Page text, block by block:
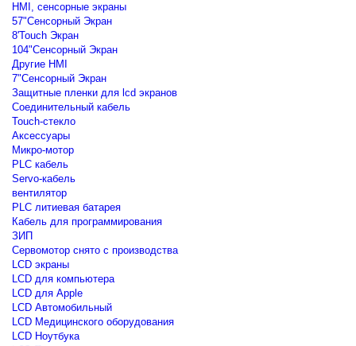
HMI, сенсорные экраны
57"Сенсорный Экран
8'Touch Экран
104"Сенсорный Экран
Другие HMI
7"Сенсорный Экран
Защитные пленки для lcd экранов
Соединительный кабель
Touch-стекло
Аксессуары
Микро-мотор
PLC кабель
Servo-кабель
вентилятор
PLC литиевая батарея
Кабель для программирования
ЗИП
Сервомотор снято с производства
LCD экраны
LCD для компьютера
LCD для Apple
LCD Автомобильный
LCD Медицинского оборудования
LCD Ноутбука